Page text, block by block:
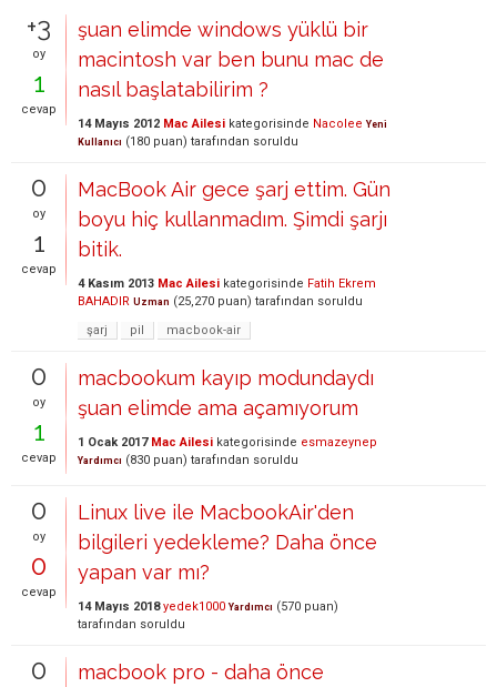
+3
oy
1
cevap
şuan elimde windows yüklü bir
macintosh var ben bunu mac de
nasıl başlatabilirim ?
14 Mayıs 2012 Mac Ailesi kategorisinde Nacolee Yeni
Kullanıcı (180 puan) tarafından soruldu
0
oy
1
cevap
MacBook Air gece şarj ettim. Gün
boyu hiç kullanmadım. Şimdi şarjı
bitik.
4 Kasım 2013 Mac Ailesi kategorisinde Fatih Ekrem
BAHADIR Uzman (25,270 puan) tarafından soruldu
şarj
pil macbook-air
0
oy
1
cevap
macbookum kayıp modundaydı
şuan elimde ama açamıyorum
1 Ocak 2017 Mac Ailesi kategorisinde esmazeynep
Yardımcı (830 puan) tarafından soruldu
0
oy
0
cevap
Linux live ile MacbookAir'den
bilgileri yedekleme? Daha önce
yapan var mı?
14 Mayıs 2018 yedek1000 Yardımcı (570 puan)
tarafından soruldu
0
macbook pro - daha önce